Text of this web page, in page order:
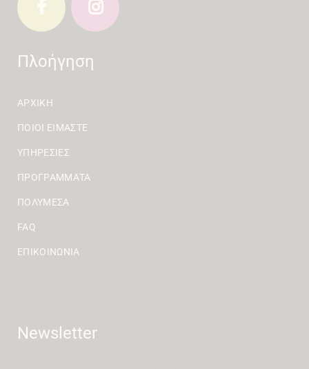
Πλοήγηση
ΑΡΧΙΚΉ
ΠΟΙΟΙ ΕΊΜΑΣΤΕ
ΥΠΗΡΕΣΊΕΣ
ΠΡΟΓΡΆΜΜΑΤΑ
ΠΟΛΥΜΈΣΑ
FAQ
ΕΠΙΚΟΙΝΩΝΊΑ
Newsletter